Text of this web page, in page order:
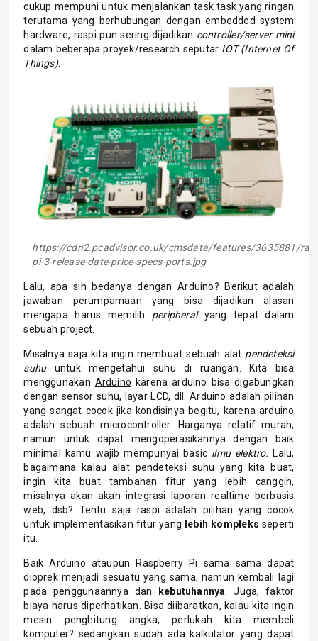
cukup mempuni untuk menjalankan task task yang ringan
terutama yang berhubungan dengan embedded system
hardware, raspi pun sering dijadikan controller/server mini
dalam beberapa proyek/research seputar IOT (Internet Of
Things).
https://cdn2.pcadvisor.co.uk/cmsdata/features/3635881/
pi-3-release-date-price-specs-ports.jpg
Lalu, apa sih bedanya dengan Arduino? Berikut adalah
jawaban perumpamaan yang bisa dijadikan alasan
mengapa harus memilih peripheralyang tepat dalam
sebuah project.
Misalnya saja kita ingin membuat sebuah alat pendeteksi
suhuuntuk mengetahui suhu di ruangan. Kita bisa
menggunakan Arduino karena arduino bisa digabungkan
dengan sensor suhu, layar LCD, dll. Arduino adalah pilihan
yang sangat cocok jika kondisinya begitu, karena arduino
adalah sebuah microcontroller. Harganya relatif murah,
namun untuk dapat mengoperasikannya dengan baik
minimal kamu wajib mempunyai basic ilmu elektro. Lalu,
bagaimana kalau alat pendeteksi suhu yang kita buat,
ingin kita buat tambahan fitur yang lebih canggih,
misalnya akan akan integrasi laporan realtime berbasis
web, dsb? Tentu saja raspi adalah pilihan yang cocok
untuk implementasikan fitur yang
lebih kompleks seperti
itu.
Baik Arduino ataupun Raspberry Pi sama sama dapat
dioprek menjadi sesuatu yang sama, namun kembali lagi
pada penggunaannya dan
kebutuhannya . Juga, faktor
biaya harus diperhatikan. Bisa diibaratkan, kalau kita ingin
mesin penghitung angka, perlukah kita membeli
komputer? sedangkan sudah ada kalkulator yang dapat